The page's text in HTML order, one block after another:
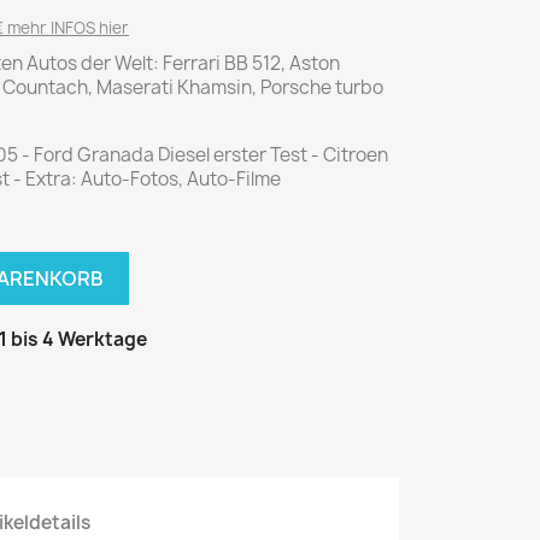
P.M. Biografie
PM Magazin
MUSIK
JUICE
Metal Hammer
Rolling Stone
MODE
Rat
INFOS hier
Autos der Welt: Ferrari BB 512, Aston
Maserati Khamsin, Porsche turbo
- Ford Granada Diesel erster Test - Citroen
- Extra: Auto-Fotos, Auto-Filme
bis 4 Werktage